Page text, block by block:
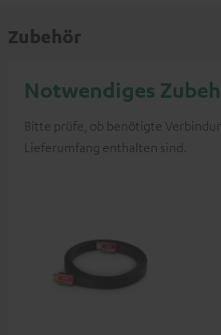
Zubehör
Notwendiges
Bitte prüfe, ob benötigte
Lieferumfang enthalten sind.